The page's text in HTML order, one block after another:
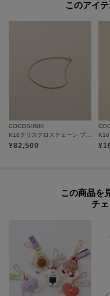
商品と品質証明書をご持参い
お修理内容によっては有償の
ショップリスト・連絡先はお
【プレオーダー商品をご注文時
◆商品画像・商品情報について
取り扱い方法に関して商品に
ださい。
◆注文取り消し・返品が可能で
返品送料はお客様負担になりま
◆お届け時期の違う予約商品を
このアイ
COCOSHNIK
K18クリスクロスチェーン ブレスレット
¥82,500 ¥
この商品を
チ